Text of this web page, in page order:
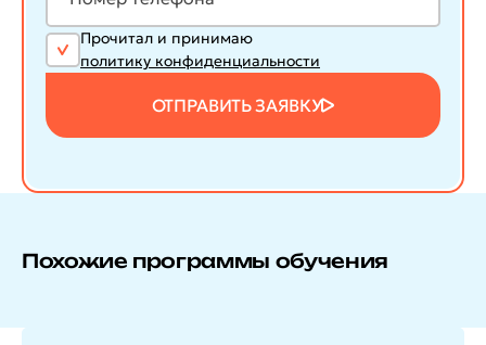
Прочитал и принимаю
политику конфиденциальности
ОТПРАВИТЬ ЗАЯВКУ
Похожие программы обучения